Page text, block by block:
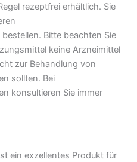
rezeptfrei erhältlich. Sie
bestellen. Bitte beachten Sie
keine Arzneimittel
zur Behandlung von
sollten. Bei
konsultieren Sie immer
ein exzellentes Produkt für